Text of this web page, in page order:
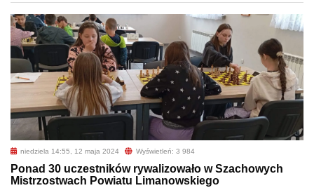
niedziela 14:55, 12 maja 2024 Wyświetleń: 3 984
Ponad 30 uczestników rywalizowało w Szachowych
Mistrzostwach Powiatu Limanowskiego